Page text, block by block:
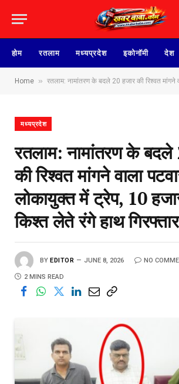
होम रतलाम मध्यप्रदेश इकोनॉमी देश
Home » रतलाम: नामांतरण के बदले 20 हजार की रिश्वत मांगने वाला पटवारी लोकायुक्त में ट्रेप, 10
मध्यप्रदेश
रतलाम: नामांतरण के बदले
की रिश्वत मांगने वाला
लोकायुक्त में ट्रेप, 10
किश्त लेते रंगे हाथ गिरफ्तार
BY EDITOR JUNE 8, 2026 NO
2 MINS READ